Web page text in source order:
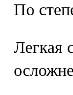
По
Легкая